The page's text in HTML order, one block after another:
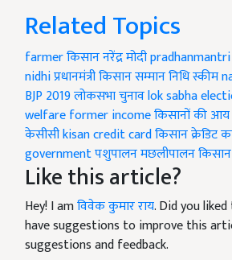
Related Topics
farmerकिसाननरेंद्र मोदी
nidhiप्रधानमंत्री किसान सम्मान निधि स्कीम
BJP2019 लोकसभा चुनावlok sabha
welfareformer incomeकिसानों की आय
केसीसीkisan credit cardकिसान क्रेडिट
governmentपशुपालनमछलीपालन किसान
Like this article?
Hey! I amविवेक कुमार राय. Did you
have suggestions to improve this
suggestions and feedback.